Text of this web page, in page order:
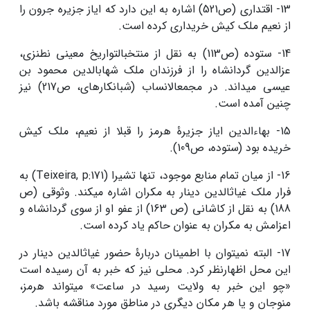
13- اقتداری (ص521) اشاره به این دارد که ایاز جزیره جرون را
از نعیم ملک کیش خریداری کرده است.
14- ستوده (ص113) به نقل از منتخب­التواریخ معینی نطنزی،
عزالدین گردانشاه را از فرزندان ملک شهاب­الدین محمود بن
عیسی می­داند. در مجمع­الانساب (شبانکاره­ای، ص217) نیز
چنین آمده است.
15- بهاءالدین ایاز جزیرۀ هرمز را قبلا از نعیم، ملک کیش
خریده بود (ستوده، ص109).
16- از میان تمام منابع موجود، تنها تشیرا (Teixeira, p:­171) به
فرار ملک غیاث­الدین دینار به مکران اشاره می­کند. وثوقی (ص
188) به نقل از کاشانی (ص 163) از عفو او از سوی گردان­شاه و
اعزامش به مکران به عنوان حاکم یاد کرده است.
17- البته نمی­توان با اطمینان دربارۀ حضور غیاث­الدین دینار در
این محل اظهارنظر کرد. محلی نیز که خبر به آن رسیده است
«چو این خبر به ولایت رسید در ساعت» می­تواند هرمز،
منوجان و یا هر مکان دیگری در مناطق مورد مناقشه باشد.